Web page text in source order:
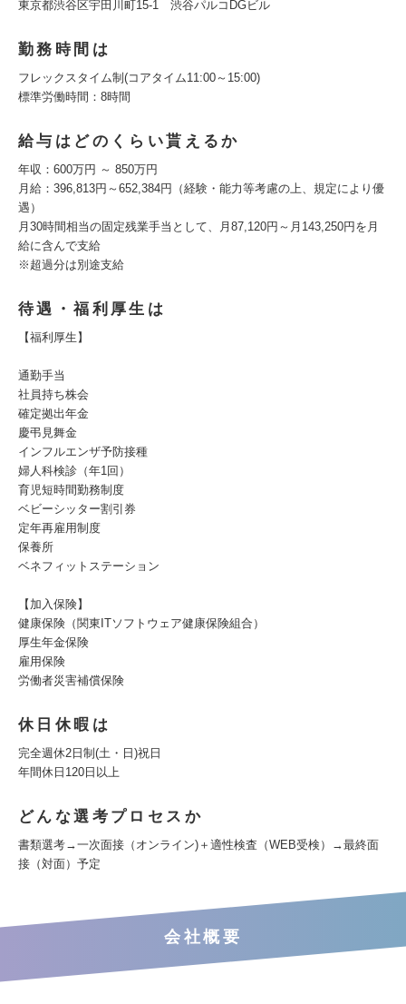
東京都渋谷区宇田川町15-1 渋谷パルコDGビル
勤務時間は
フレックスタイム制(コアタイム11:00～15:00)
標準労働時間：8時間
給与はどのくらい貰えるか
年収：600万円 ～ 850万円
月給：396,813円‬～652,384円（経験・能力等考慮の上、規定により優
遇）
月30時間相当の固定残業手当として、月87,120円～⽉143,250円を月
給に含んで支給
※超過分は別途支給
待遇・福利厚生は
【福利厚生】
通勤手当
社員持ち株会
確定拠出年金
慶弔見舞金
インフルエンザ予防接種
婦人科検診（年1回）
育児短時間勤務制度
ベビーシッター割引券
定年再雇用制度
保養所
ベネフィットステーション
【加入保険】
健康保険（関東ITソフトウェア健康保険組合）
厚生年金保険
雇用保険
労働者災害補償保険
休日休暇は
完全週休2日制(土・日)祝日
年間休日120日以上
どんな選考プロセスか
書類選考→一次面接（オンライン)＋適性検査（WEB受検）→最終面
接（対面）予定
会社概要